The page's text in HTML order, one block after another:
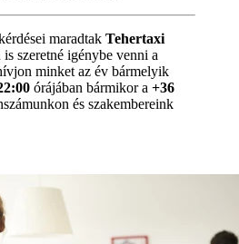
maradtak Tehertaxi
szeretné igénybe venni a
minket az év bármelyik
órájában bármikor a +36
és szakembereink